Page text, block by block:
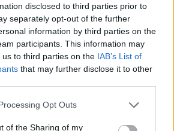
disclosed to third parties prior to
separately opt-out of the further
information by third parties on the
participants. This information may
to third parties on the IAB’s List of
that may further disclose it to other
website/app uses one or more Google
or usage behaviour. You may click to
Opt Outs
of the Sharing of my